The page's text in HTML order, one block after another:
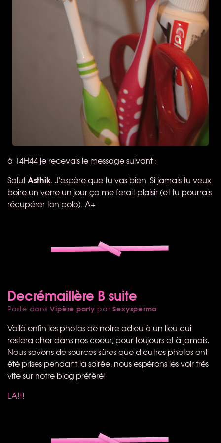
à 14H44 je recevais le message suivant :
SalutAsthik. J'espère que tu vas bien. Si jamais tu veux
boire un verre un jour ça me ferait plaisir (et tu pourrais
récupérer ton polo). A+
Decrémaillère B suite
Posté dansVipère party parSexysperma
Voilà enfin les photos de notre adieu à un lieu qui
restera cher dans nos coeur, pour toujours et à jamais.
Nous savons de sources sûres que d'autres photos ont
été prises pendant la soirée, nous espérons les voir très
vite sur notre blog préféré!
LA!!!